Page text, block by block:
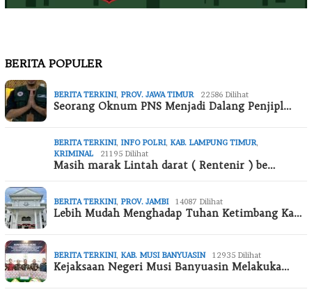
BERITA POPULER
BERITA TERKINI, PROV. JAWA TIMUR 22586 Dilihat
Seorang Oknum PNS Menjadi Dalang Penjipl…
BERITA TERKINI, INFO POLRI, KAB. LAMPUNG TIMUR,
KRIMINAL
21195 Dilihat
Masih marak Lintah darat ( Rentenir ) be…
BERITA TERKINI, PROV. JAMBI 14087 Dilihat
Lebih Mudah Menghadap Tuhan Ketimbang Ka…
BERITA TERKINI, KAB. MUSI BANYUASIN 12935 Dilihat
Kejaksaan Negeri Musi Banyuasin Melakuka…